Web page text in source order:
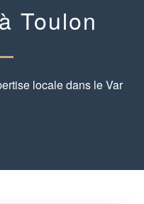
Toulon
locale dans le Var